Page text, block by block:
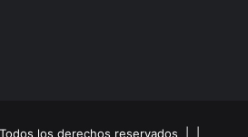
los derechos reservados | |